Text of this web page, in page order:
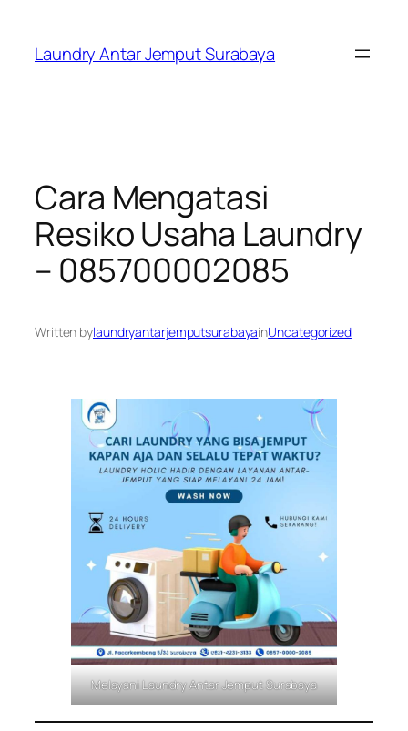
content
Laundry Antar Jemput Surabaya
Cara Mengatasi
Resiko Usaha Laundry
– 085700002085
Written bylaundryantarjemputsurabayainUncategorized
Melayani Laundry Antar Jemput Surabaya